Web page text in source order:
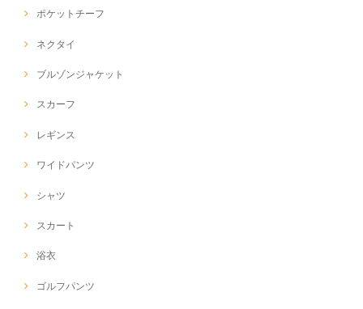
ポケットチーフ
ネクタイ
ブルゾンジャケット
スカーフ
レギンス
ワイドパンツ
シャツ
スカート
浴衣
ゴルフパンツ